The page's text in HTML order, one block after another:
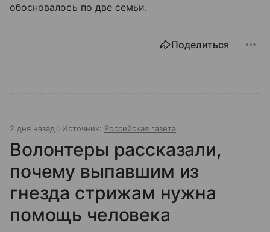
обосновалось по две семьи.
Поделиться
2 дня назад Источник: Российская газета
Волонтеры рассказали,
почему выпавшим из
гнезда стрижам нужна
помощь человека